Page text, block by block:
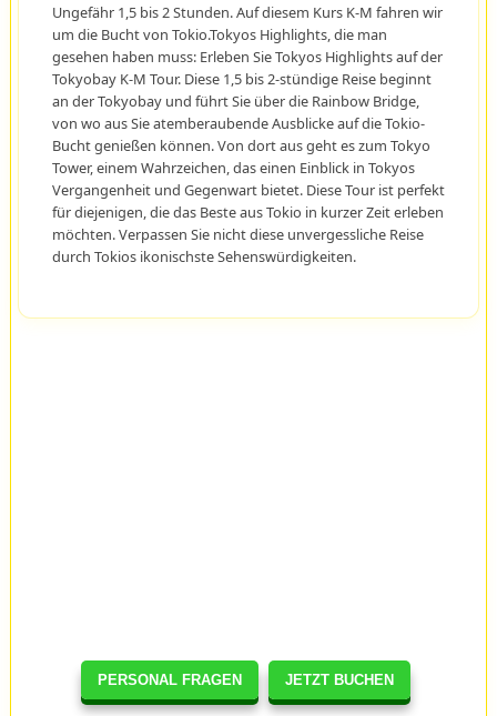
PERSONAL FRAGEN JETZT BUCHEN
Ungefähr 1,5 bis 2 Stunden. Auf diesem Kurs K-M fahren wir
um die Bucht von Tokio.Tokyos Highlights, die man
gesehen haben muss: Erleben Sie Tokyos Highlights auf der
Tokyobay K-M Tour. Diese 1,5 bis 2-stündige Reise beginnt
an der Tokyobay und führt Sie über die Rainbow Bridge,
von wo aus Sie atemberaubende Ausblicke auf die Tokio-
Bucht genießen können. Von dort aus geht es zum Tokyo
Tower, einem Wahrzeichen, das einen Einblick in Tokyos
Vergangenheit und Gegenwart bietet. Diese Tour ist perfekt
für diejenigen, die das Beste aus Tokio in kurzer Zeit erleben
möchten. Verpassen Sie nicht diese unvergessliche Reise
durch Tokios ikonischste Sehenswürdigkeiten.